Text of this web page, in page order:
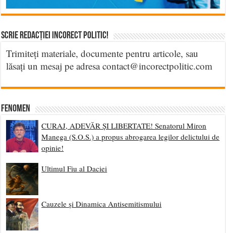
Scrie Redacției Incorect Politic!
Trimiteți materiale, documente pentru articole, sau
lăsați un mesaj pe adresa contact@incorectpolitic.com
Fenomen
CURAJ, ADEVĂR ȘI LIBERTATE! Senatorul Miron
Manega (S.O.S.) a propus abrogarea legilor delictului de
opinie!
Ultimul Fiu al Daciei
Cauzele și Dinamica Antisemitismului